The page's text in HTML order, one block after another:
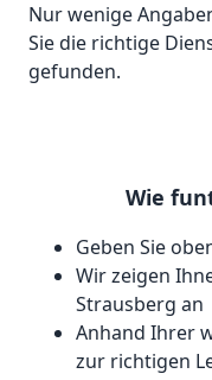
Nur wenige
Sie die richtige
gefunden.
Wie
Geben Sie
Wir zeigen
Strausberg an
Anhand Ihrer
zur richtigen